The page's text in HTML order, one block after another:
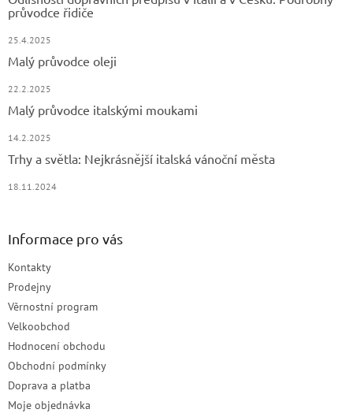
průvodce řidiče
25.4.2025
Malý průvodce oleji
22.2.2025
Malý průvodce italskými moukami
14.2.2025
Trhy a světla: Nejkrásnější italská vánoční města
18.11.2024
Informace pro vás
Kontakty
Prodejny
Věrnostní program
Velkoobchod
Hodnocení obchodu
Obchodní podmínky
Doprava a platba
Moje objednávka